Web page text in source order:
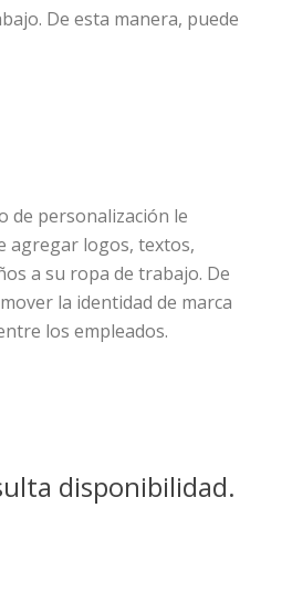
De esta manera, puede
de personalización le
agregar logos, textos,
a su ropa de trabajo. De
la identidad de marca
los empleados.
disponibilidad.